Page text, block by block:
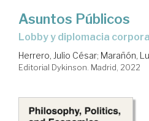
Asuntos Públicos
lobby y diplomacia
Herrero, Julio César; Marañón,
Editorial Dykinson. Madrid, 2022